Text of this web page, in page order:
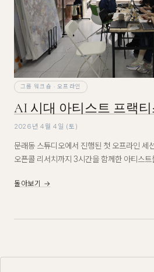
그룹 워크숍 · 오프라인
AI 시대 아티스트 프랙
2026년 4월 4일 (토)
문래동 스튜디오에서 진행된 첫 오프라인 세
오픈콜 리서치까지 3시간을 함께한 아티스
돌아보기 →